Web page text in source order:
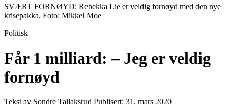
SVÆRT FORNØYD: Rebekka Lie er veldig fornøyd med den nye
krisepakka. Foto: Mikkel Moe
Politisk
Får 1 milliard: – Jeg er veldig
fornøyd
Tekst av Sondre Tallaksrud Publisert: 31. mars 2020